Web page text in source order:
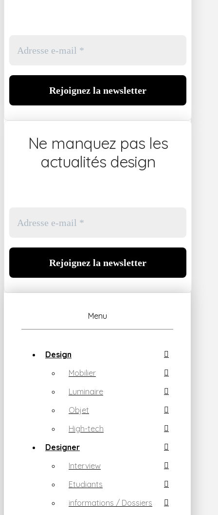
Ne manquez pas les
actualités design
Menu
Design
Mobilier
Luminaire
Objet
High-tech
Designer
Interview
Etudiants
informations / Dossiers